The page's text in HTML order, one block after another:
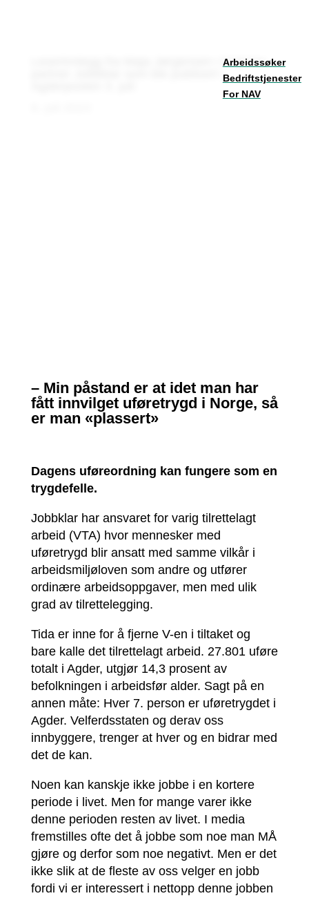
Arbeidssøker
Bedriftstjenester
For NAV
Leserinnlegg fra Maja Jørgensen i Kopano-
partner Jobbklar som ble publisert i
– Min påstand er at idet man har
fått innvilget uføretrygd i Norge, så
er man «plassert»
Dagens uføreordning kan fungere som en
trygdefelle.
Jobbklar har ansvaret for varig tilrettelagt
arbeid (VTA) hvor mennesker med
uføretrygd blir ansatt med samme vilkår i
arbeidsmiljøloven som andre og utfører
ordinære arbeidsoppgaver, men med ulik
grad av tilrettelegging.
Tida er inne for å fjerne V-en i tiltaket og
bare kalle det tilrettelagt arbeid. 27.801 uføre
totalt i Agder, utgjør 14,3 prosent av
befolkningen i arbeidsfør alder. Sagt på en
annen måte: Hver 7. person er uføretrygdet i
Agder. Velferdsstaten og derav oss
innbyggere, trenger at hver og en bidrar med
det de kan.
Noen kan kanskje ikke jobbe i en kortere
periode i livet. Men for mange varer ikke
denne perioden resten av livet. I media
fremstilles ofte det å jobbe som noe man MÅ
gjøre og derfor som noe negativt. Men er det
ikke slik at de fleste av oss velger en jobb
fordi vi er interessert i nettopp denne jobben